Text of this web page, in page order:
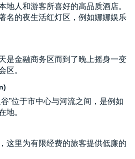
地人和游客所喜好的高品质酒店。
名的夜生活红灯区，例如娜娜娱乐
是金融商务区而到了晚上摇身一变
区。
”位于市中心与河流之间，是例如
地。
这里为有限经费的旅客提供低廉的